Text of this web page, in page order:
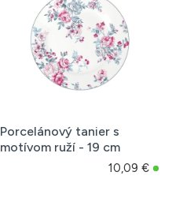
Porcelánový tanier s
motívom ruží - 19 cm
10,09 €